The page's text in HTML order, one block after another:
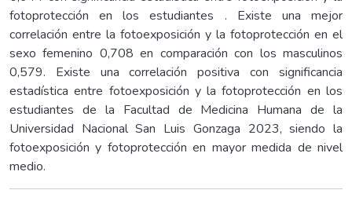
fotoprotección en los estudiantes . Existe una mejor
correlación entre la fotoexposición y la fotoprotección en el
sexo femenino 0,708 en comparación con los masculinos
0,579. Existe una correlación positiva con significancia
estadística entre fotoexposición y la fotoprotección en los
estudiantes de la Facultad de Medicina Humana de la
Universidad Nacional San Luis Gonzaga 2023, siendo la
fotoexposición y fotoprotección en mayor medida de nivel
medio.